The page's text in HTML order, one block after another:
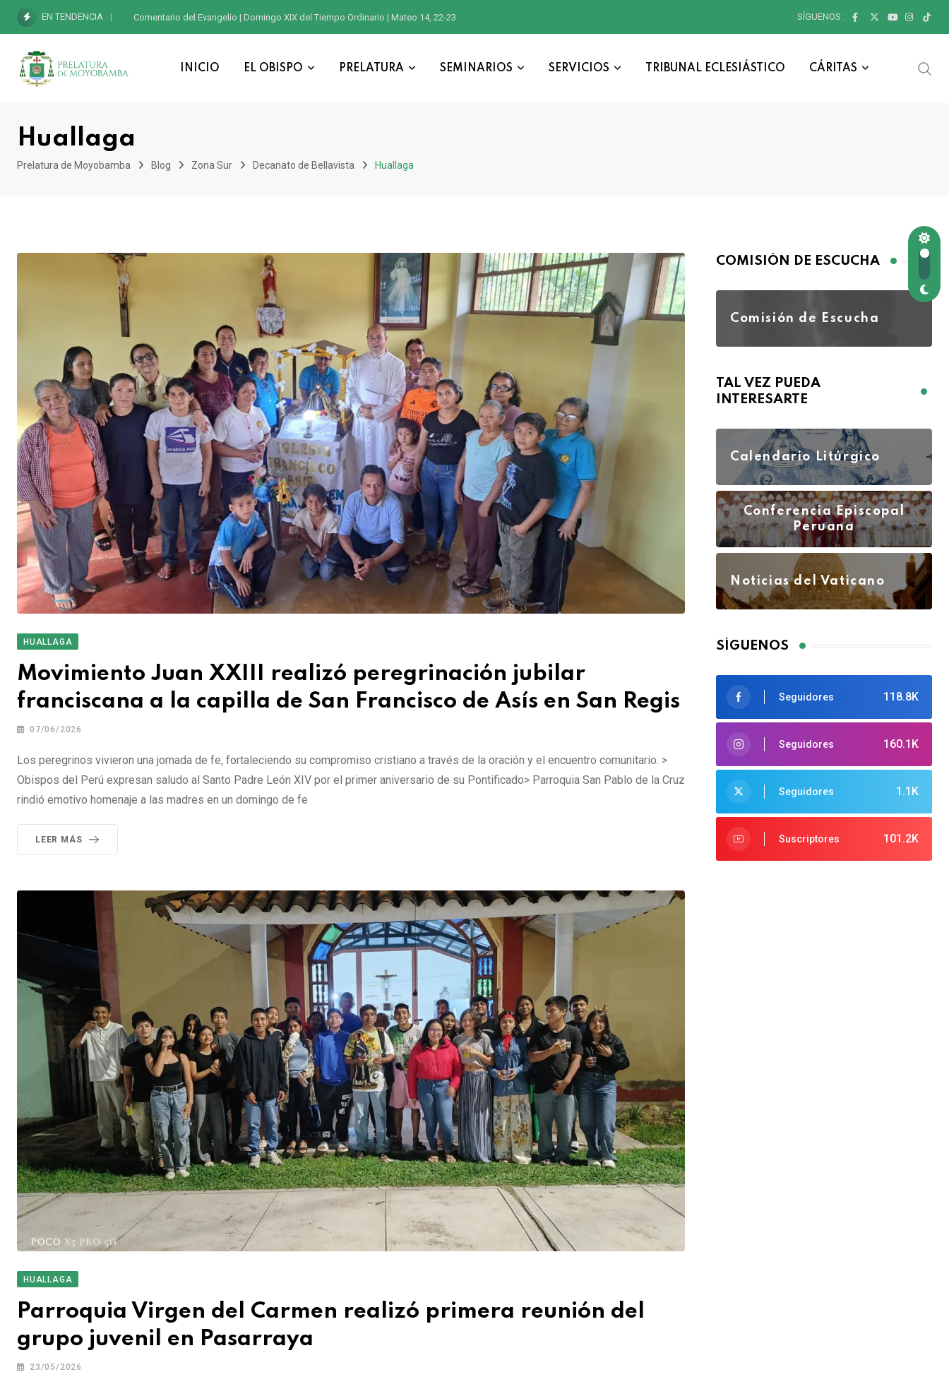
EN TENDENCIA Comentario del Evangelio | Domingo XIX del Tiempo Ordinario | Mateo 14, 22-23 SÍGUENOS :
INICIO EL OBISPO PRELATURA SEMINARIOS SERVICIOS TRIBUNAL ECLESIÁSTICO CÁRITAS
Huallaga
Prelatura de Moyobamba Blog Zona Sur Decanato de Bellavista Huallaga
HUALLAGA
Movimiento Juan XXIII realizó peregrinación jubilar
franciscana a la capilla de San Francisco de Asís en San Regis
07/06/2026
Los peregrinos vivieron una jornada de fe, fortaleciendo su compromiso cristiano a través de la oración y el encuentro comunitario. >
Obispos del Perú expresan saludo al Santo Padre León XIV por el primer aniversario de su Pontificado> Parroquia San Pablo de la Cruz
rindió emotivo homenaje a las madres en un domingo de fe
LEER MÁS
HUALLAGA
Parroquia Virgen del Carmen realizó primera reunión del
grupo juvenil en Pasarraya
23/05/2026
COMISIÓN DE ESCUCHA
Comisión de Escucha
TAL VEZ PUEDA
INTERESARTE
Calendario Litúrgico
Conferencia Episcopal
Peruana
Noticias del Vaticano
SÍGUENOS
118.8K
Seguidores
160.1K
Seguidores
1.1K
Seguidores
101.2K
Suscriptores